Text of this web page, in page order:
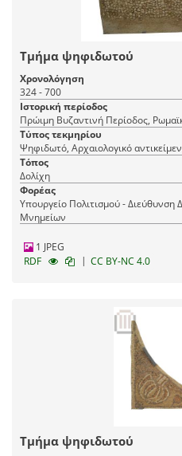
Τμήμα ψηφιδωτού
Χρονολόγηση
324 - 700
Ιστορική περίοδος
Πρώιμη Βυζαντινή Περίοδος,
Τύπος τεκμηρίου
Ψηφιδωτό, Αρχαιολογικό
Τόπος
Δολίχη
Φορέας
Υπουργείο Πολιτισμού - Διεύθυνση
Μνημείων
1 JPEG
RDF
| CC BY-NC 4.0
Τμήμα ψηφιδωτού